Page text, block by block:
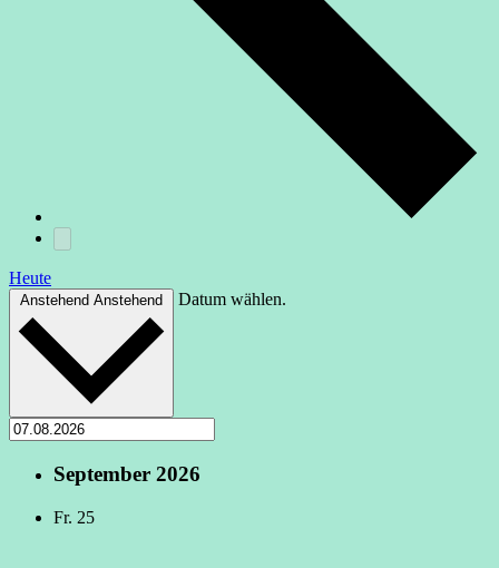
Heute
Anstehend Anstehend Datum wählen.
September 2026
Fr. 25